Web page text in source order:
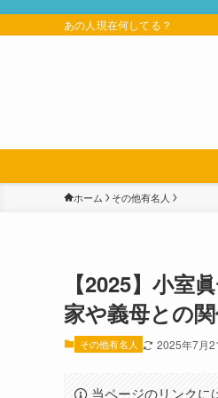
あの人現在何してる？
ホーム その他有名人
【2025】小室
家や義母との
その他有名人 2025年7月
当ページのリンクに